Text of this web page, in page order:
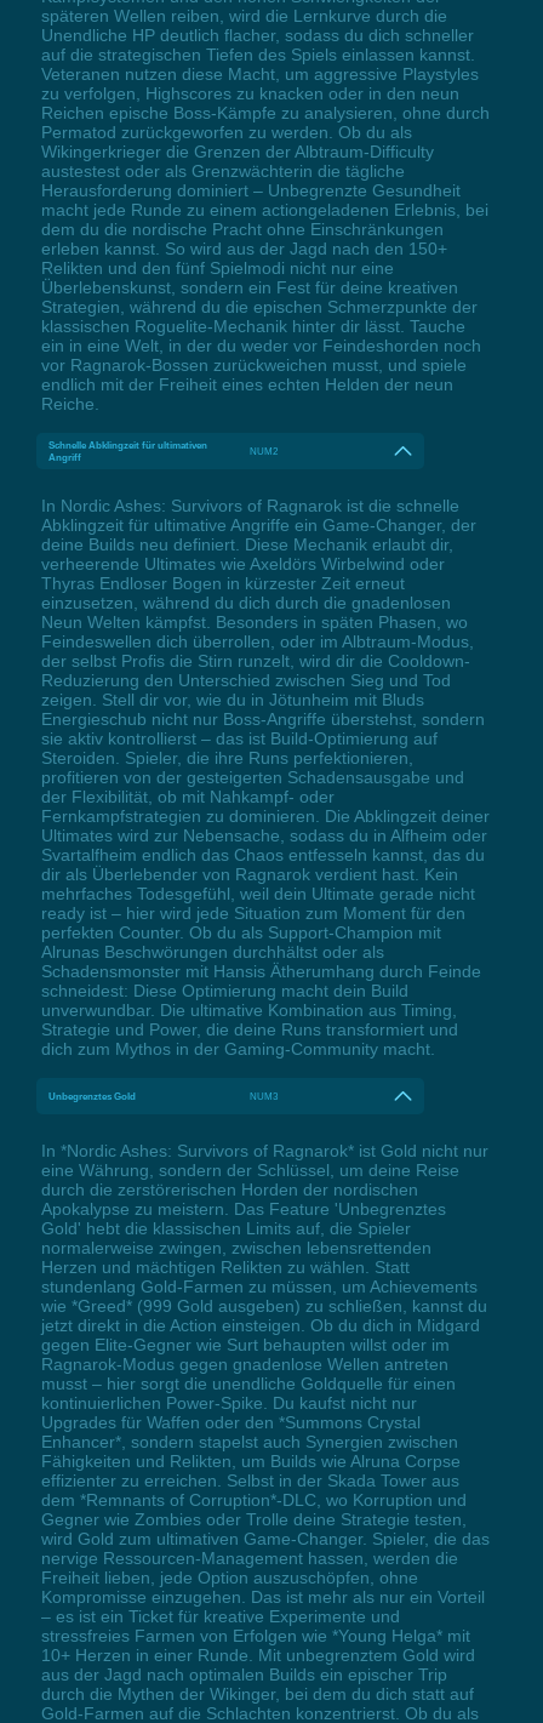
späteren Wellen reiben, wird die Lernkurve durch die
Unendliche HP deutlich flacher, sodass du dich schneller
auf die strategischen Tiefen des Spiels einlassen kannst.
Veteranen nutzen diese Macht, um aggressive Playstyles
zu verfolgen, Highscores zu knacken oder in den neun
Reichen epische Boss-Kämpfe zu analysieren, ohne durch
Permatod zurückgeworfen zu werden. Ob du als
Wikingerkrieger die Grenzen der Albtraum-Difficulty
austestest oder als Grenzwächterin die tägliche
Herausforderung dominiert – Unbegrenzte Gesundheit
macht jede Runde zu einem actiongeladenen Erlebnis, bei
dem du die nordische Pracht ohne Einschränkungen
erleben kannst. So wird aus der Jagd nach den 150+
Relikten und den fünf Spielmodi nicht nur eine
Überlebenskunst, sondern ein Fest für deine kreativen
Strategien, während du die epischen Schmerzpunkte der
klassischen Roguelite-Mechanik hinter dir lässt. Tauche
ein in eine Welt, in der du weder vor Feindeshorden noch
vor Ragnarok-Bossen zurückweichen musst, und spiele
endlich mit der Freiheit eines echten Helden der neun
Reiche.
Schnelle Abklingzeit für ultimativen
Angriff
NUM2
In Nordic Ashes: Survivors of Ragnarok ist die schnelle
Abklingzeit für ultimative Angriffe ein Game-Changer, der
deine Builds neu definiert. Diese Mechanik erlaubt dir,
verheerende Ultimates wie Axeldörs Wirbelwind oder
Thyras Endloser Bogen in kürzester Zeit erneut
einzusetzen, während du dich durch die gnadenlosen
Neun Welten kämpfst. Besonders in späten Phasen, wo
Feindeswellen dich überrollen, oder im Albtraum-Modus,
der selbst Profis die Stirn runzelt, wird dir die Cooldown-
Reduzierung den Unterschied zwischen Sieg und Tod
zeigen. Stell dir vor, wie du in Jötunheim mit Bluds
Energieschub nicht nur Boss-Angriffe überstehst, sondern
sie aktiv kontrollierst – das ist Build-Optimierung auf
Steroiden. Spieler, die ihre Runs perfektionieren,
profitieren von der gesteigerten Schadensausgabe und
der Flexibilität, ob mit Nahkampf- oder
Fernkampfstrategien zu dominieren. Die Abklingzeit deiner
Ultimates wird zur Nebensache, sodass du in Alfheim oder
Svartalfheim endlich das Chaos entfesseln kannst, das du
dir als Überlebender von Ragnarok verdient hast. Kein
mehrfaches Todesgefühl, weil dein Ultimate gerade nicht
ready ist – hier wird jede Situation zum Moment für den
perfekten Counter. Ob du als Support-Champion mit
Alrunas Beschwörungen durchhältst oder als
Schadensmonster mit Hansis Ätherumhang durch Feinde
schneidest: Diese Optimierung macht dein Build
unverwundbar. Die ultimative Kombination aus Timing,
Strategie und Power, die deine Runs transformiert und
dich zum Mythos in der Gaming-Community macht.
Unbegrenztes Gold NUM3
In *Nordic Ashes: Survivors of Ragnarok* ist Gold nicht nur
eine Währung, sondern der Schlüssel, um deine Reise
durch die zerstörerischen Horden der nordischen
Apokalypse zu meistern. Das Feature 'Unbegrenztes
Gold' hebt die klassischen Limits auf, die Spieler
normalerweise zwingen, zwischen lebensrettenden
Herzen und mächtigen Relikten zu wählen. Statt
stundenlang Gold-Farmen zu müssen, um Achievements
wie *Greed* (999 Gold ausgeben) zu schließen, kannst du
jetzt direkt in die Action einsteigen. Ob du dich in Midgard
gegen Elite-Gegner wie Surt behaupten willst oder im
Ragnarok-Modus gegen gnadenlose Wellen antreten
musst – hier sorgt die unendliche Goldquelle für einen
kontinuierlichen Power-Spike. Du kaufst nicht nur
Upgrades für Waffen oder den *Summons Crystal
Enhancer*, sondern stapelst auch Synergien zwischen
Fähigkeiten und Relikten, um Builds wie Alruna Corpse
effizienter zu erreichen. Selbst in der Skada Tower aus
dem *Remnants of Corruption*-DLC, wo Korruption und
Gegner wie Zombies oder Trolle deine Strategie testen,
wird Gold zum ultimativen Game-Changer. Spieler, die das
nervige Ressourcen-Management hassen, werden die
Freiheit lieben, jede Option auszuschöpfen, ohne
Kompromisse einzugehen. Das ist mehr als nur ein Vorteil
– es ist ein Ticket für kreative Experimente und
stressfreies Farmen von Erfolgen wie *Young Helga* mit
10+ Herzen in einer Runde. Mit unbegrenztem Gold wird
aus der Jagd nach optimalen Builds ein epischer Trip
durch die Mythen der Wikinger, bei dem du dich statt auf
Gold-Farmen auf die Schlachten konzentrierst. Ob du als